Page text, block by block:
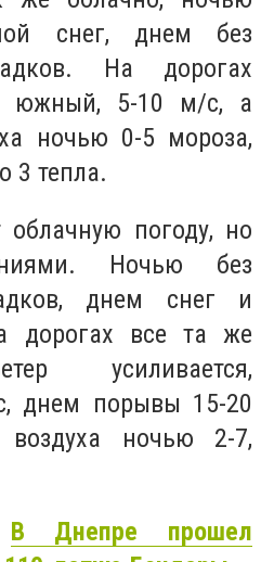
снег, днем ​​без
На дорогах
южный, 5-10 м/с, а
ночью 0-5 мороза,
3 тепла.
погоду, но
Ночью без
днем ​​снег и
дорогах все та же
усиливается,
днем ​​порывы 15-20
воздуха ночью 2-7,
В Днепре прошел